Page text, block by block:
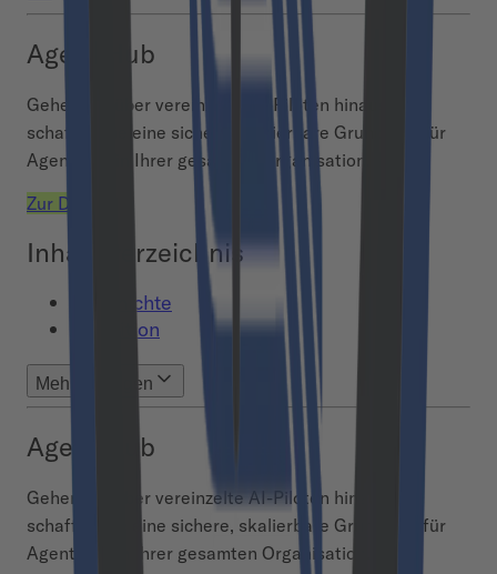
Agent Hub
Gehen Sie über vereinzelte AI-Piloten hinaus und
schaffen Sie eine sichere, skalierbare Grundlage für
Agentic AI in Ihrer gesamten Organisation.
Zur Demo
Inhaltsverzeichnis
Geschichte
Definition
Mehr anzeigen
Agent Hub
Gehen Sie über vereinzelte AI-Piloten hinaus und
schaffen Sie eine sichere, skalierbare Grundlage für
Agentic AI in Ihrer gesamten Organisation.